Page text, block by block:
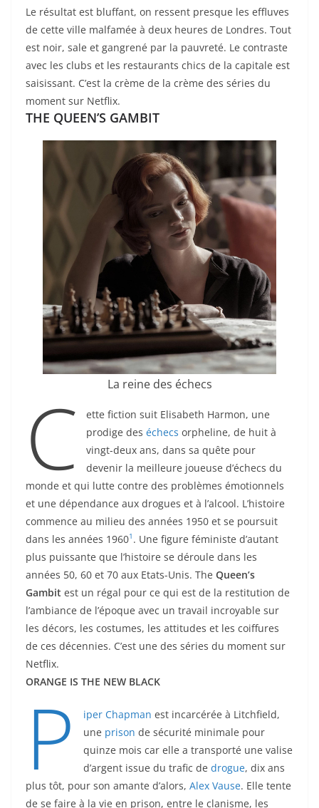
Le résultat est bluffant, on ressent presque les effluves
de cette ville malfamée à deux heures de Londres. Tout
est noir, sale et gangrené par la pauvreté. Le contraste
avec les clubs et les restaurants chics de la capitale est
saisissant. C’est la crème de la crème des séries du
moment sur Netflix.
THE QUEEN’S GAMBIT
La reine des échecs
C
ette fiction suit Elisabeth Harmon, une
prodige des échecs orpheline, de huit à
vingt-deux ans, dans sa quête pour
devenir la meilleure joueuse d’échecs du
monde et qui lutte contre des problèmes émotionnels
et une dépendance aux drogues et à l’alcool. L’histoire
commence au milieu des années 1950 et se poursuit
dans les années 19601 . Une figure féministe d’autant
plus puissante que l’histoire se déroule dans les
années 50, 60 et 70 aux Etats-Unis. The Queen’s
Gambit est un régal pour ce qui est de la restitution de
l’ambiance de l’époque avec un travail incroyable sur
les décors, les costumes, les attitudes et les coiffures
de ces décennies. C’est une des séries du moment sur
Netflix.
ORANGE IS THE NEW BLACK
P iper Chapman est incarcérée à Litchfield,
une prison de sécurité minimale pour
quinze mois car elle a transporté une valise
d’argent issue du trafic de drogue, dix ans
plus tôt, pour son amante d’alors, Alex Vause. Elle tente
de se faire à la vie en prison, entre le clanisme, les